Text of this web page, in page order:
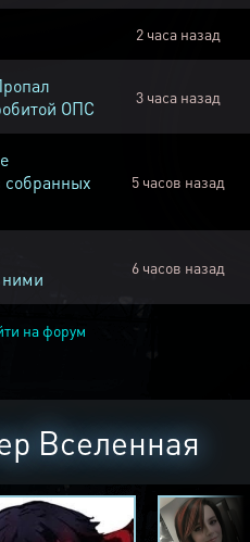
2 часа назад
ОПС
3 часа назад
собранных
5 часов назад
ними
6 часов назад
на форум
Вселенная